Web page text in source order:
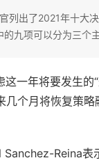
列出了2021年十大
九项可以分为三个主
一年将要发生
个月将恢复策略
Reina表